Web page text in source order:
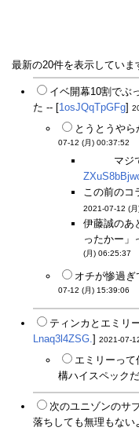
最新の20件を表示していま
イベ開幕10割でぶ
た -- [1osJQqTpGFg]
とうとうや
07-12 (月) 00:37:52
マジ
この前のコ
2021-07-12 (
伊藤誠のあ
ったかー」
(月) 06:25:37
オチが惨過
07-12 (月) 15:39:06
ティンカとエミリ
Lnaq3l4ZSG. ] 2021-07-
エミリーっ
構ハイスペック
次のユニゾンのサ
落ちしても無理もない